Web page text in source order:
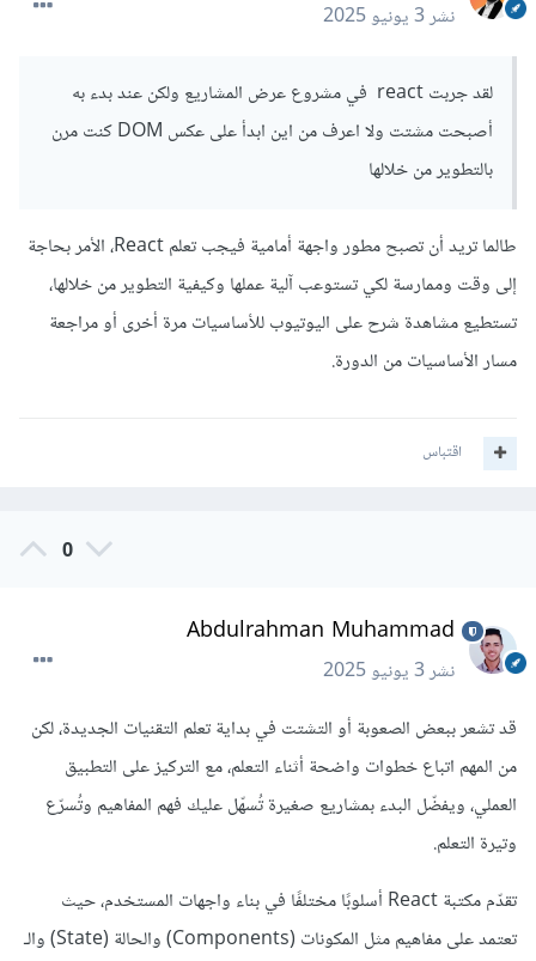
نشر3 يونيو 2025
لقد جربت react في مشروع عرض المشاريع ولكن عند بدء به
أصبحت مشتت ولا اعرف من اين ابدأ على عكس DOM كنت مرن
بالتطوير من خلالها
طالما تريد أن تصبح مطور واجهة أمامية فيجب تعلم React، الأمر بحاجة
إلى وقت وممارسة لكي تستوعب آلية عملها وكيفية التطوير من خلالها،
تستطيع مشاهدة شرح على اليوتيوب للأساسيات مرة أخرى أو مراجعة
مسار الأساسيات من الدورة.
اقتباس
0
Abdulrahman Muhammad
نشر3 يونيو 2025
قد تشعر ببعض الصعوبة أو التشتت في بداية تعلم التقنيات الجديدة، لكن
من المهم اتباع خطوات واضحة أثناء التعلم، مع التركيز على التطبيق
العملي، ويفضّل البدء بمشاريع صغيرة تُسهّل عليك فهم المفاهيم وتُسرّع
وتيرة التعلم.
تقدّم مكتبة React أسلوبًا مختلفًا في بناء واجهات المستخدم، حيث
تعتمد على مفاهيم مثل المكونات (Components) والحالة (State) والـ